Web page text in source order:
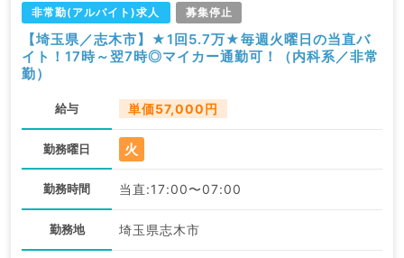
非常勤(アルバイト)求人 募集停止
【埼玉県／志木市】★1回5.7万★毎週火曜日の当直バ
イト！17時～翌7時◎マイカー通勤可！（内科系／非常
勤）
給与 単価57,000円
勤務曜日 火
勤務時間 当直:17:00〜07:00
勤務地 埼玉県志木市